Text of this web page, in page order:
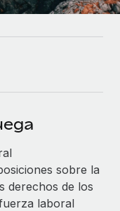
para tu
con Remote
empresariales
en tu
con IA.
sobre la
derechos de los
laboral